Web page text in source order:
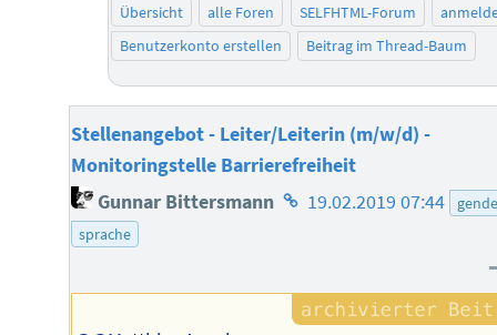
Übersicht alle Foren SELFHTML-Forum
Benutzerkonto erstellen
Beitrag im Thread-Baum
Stellenangebot - Leiter/Leiterin (m/w/d) -
Monitoringstelle Barrierefreiheit
Gunnar Bittersmann Homepage
19.02.2019 07:44
sprache